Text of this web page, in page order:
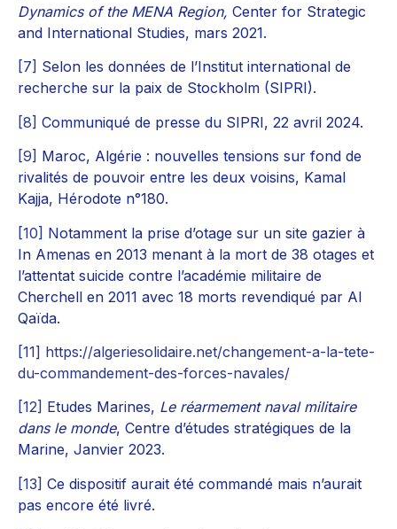
Dynamics of the MENA Region, Center for Strategic
and International Studies, mars 2021.
[7] Selon les données de l’Institut international de
recherche sur la paix de Stockholm (SIPRI).
[8] Communiqué de presse du SIPRI, 22 avril 2024.
[9] Maroc, Algérie : nouvelles tensions sur fond de
rivalités de pouvoir entre les deux voisins, Kamal
Kajja, Hérodote n°180.
[10] Notamment la prise d’otage sur un site gazier à
In Amenas en 2013 menant à la mort de 38 otages et
l’attentat suicide contre l’académie militaire de
Cherchell en 2011 avec 18 morts revendiqué par Al
Qaïda.
[11] https://algeriesolidaire.net/changement-a-la-tete-
du-commandement-des-forces-navales/
[12] Etudes Marines, Le réarmement naval militaire
dans le monde, Centre d’études stratégiques de la
Marine, Janvier 2023.
[13] Ce dispositif aurait été commandé mais n’aurait
pas encore été livré.